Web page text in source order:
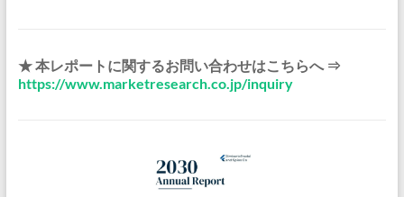
★ 本レポートに関するお問い合わせはこちらへ ⇒
https://www.marketresearch.co.jp/inquiry